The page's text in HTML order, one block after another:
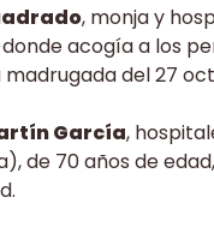
, monja y
acogía a los
madrugada del 27
García,
de 70 años de